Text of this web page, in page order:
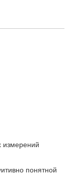
измерений
понятной